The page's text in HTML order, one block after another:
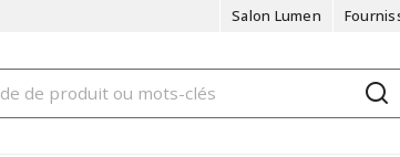
Salon Lumen